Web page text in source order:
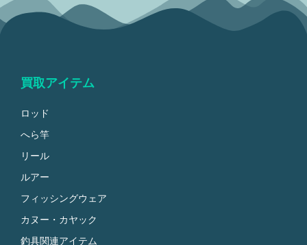
買取アイテム
ロッド
へら竿
リール
ルアー
フィッシングウェア
カヌー・カヤック
釣具関連アイテム